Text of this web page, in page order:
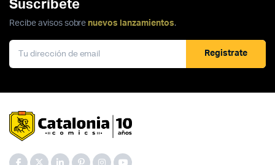
Suscríbete
Recibe avisos sobre nuevos lanzamientos.
Registrate